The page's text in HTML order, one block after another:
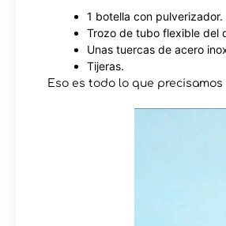
1 botella con pulverizador.
Trozo de tubo flexible del
Unas tuercas de acero
Tijeras.
Eso es todo lo que